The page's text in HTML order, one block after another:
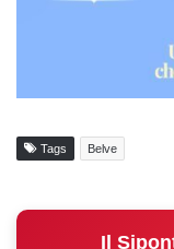
Tags Belve
Il